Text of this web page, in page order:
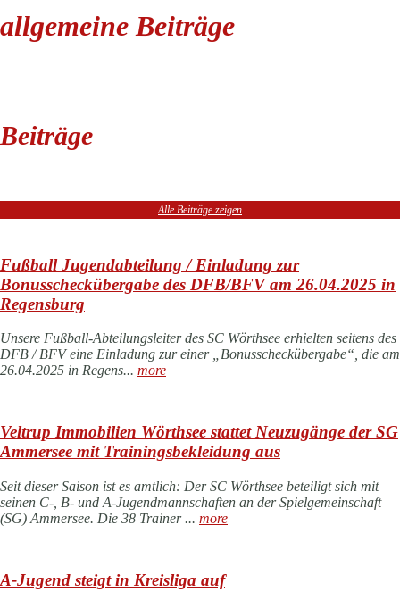
allgemeine Beiträge
Beiträge
Alle Beiträge zeigen
Fußball Jugendabteilung / Einladung zur
Bonusscheckübergabe des DFB/BFV am 26.04.2025 in
Regensburg
Unsere Fußball-Abteilungsleiter des SC Wörthsee erhielten seitens des
DFB / BFV eine Einladung zur einer „Bonusscheckübergabe“, die am
26.04.2025 in Regens... more
Veltrup Immobilien Wörthsee stattet Neuzugänge der SG
Ammersee mit Trainingsbekleidung aus
Seit dieser Saison ist es amtlich: Der SC Wörthsee beteiligt sich mit
seinen C-, B- und A-Jugendmannschaften an der Spielgemeinschaft
(SG) Ammersee. Die 38 Trainer ... more
A-Jugend steigt in Kreisliga auf